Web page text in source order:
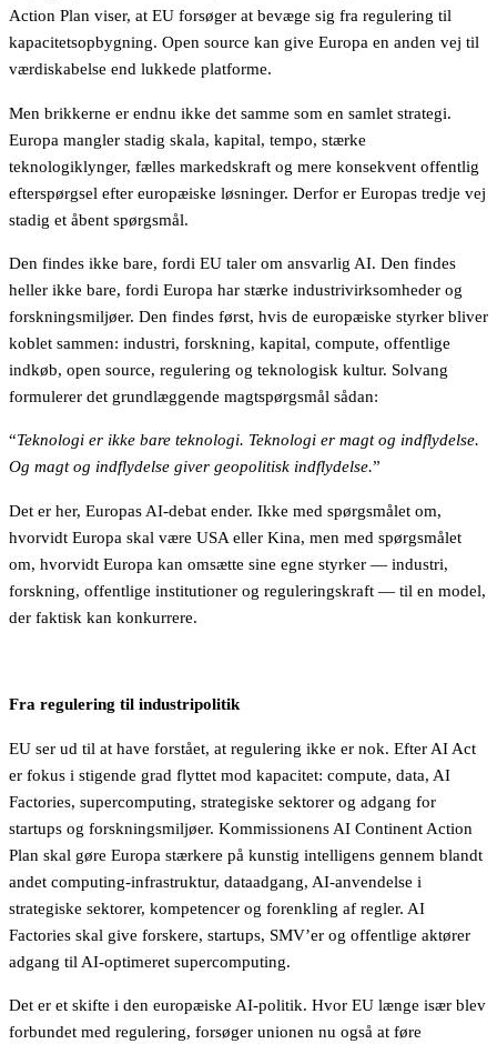
Action Plan viser, at EU forsøger at bevæge sig fra regulering til
kapacitetsopbygning. Open source kan give Europa en anden vej til
værdiskabelse end lukkede platforme.
Men brikkerne er endnu ikke det samme som en samlet strategi.
Europa mangler stadig skala, kapital, tempo, stærke
teknologiklynger, fælles markedskraft og mere konsekvent offentlig
efterspørgsel efter europæiske løsninger. Derfor er Europas tredje vej
stadig et åbent spørgsmål.
Den findes ikke bare, fordi EU taler om ansvarlig AI. Den findes
heller ikke bare, fordi Europa har stærke industrivirksomheder og
forskningsmiljøer. Den findes først, hvis de europæiske styrker bliver
koblet sammen: industri, forskning, kapital, compute, offentlige
indkøb, open source, regulering og teknologisk kultur. Solvang
formulerer det grundlæggende magtspørgsmål sådan:
“Teknologi er ikke bare teknologi. Teknologi er magt og indflydelse.
Og magt og indflydelse giver geopolitisk indflydelse.”
Det er her, Europas AI-debat ender. Ikke med spørgsmålet om,
hvorvidt Europa skal være USA eller Kina, men med spørgsmålet
om, hvorvidt Europa kan omsætte sine egne styrker — industri,
forskning, offentlige institutioner og reguleringskraft — til en model,
der faktisk kan konkurrere.
Fra regulering til industripolitik
EU ser ud til at have forstået, at regulering ikke er nok. Efter AI Act
er fokus i stigende grad flyttet mod kapacitet: compute, data, AI
Factories, supercomputing, strategiske sektorer og adgang for
startups og forskningsmiljøer. Kommissionens AI Continent Action
Plan skal gøre Europa stærkere på kunstig intelligens gennem blandt
andet computing-infrastruktur, dataadgang, AI-anvendelse i
strategiske sektorer, kompetencer og forenkling af regler. AI
Factories skal give forskere, startups, SMV’er og offentlige aktører
adgang til AI-optimeret supercomputing.
Det er et skifte i den europæiske AI-politik. Hvor EU længe især blev
forbundet med regulering, forsøger unionen nu også at føre